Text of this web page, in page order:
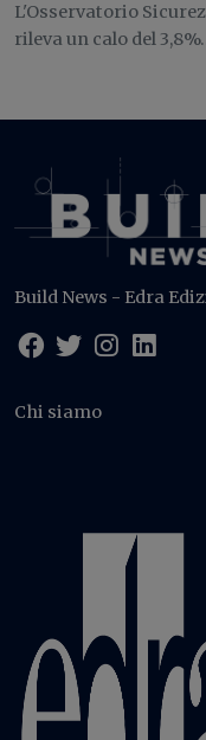
L'Osservatorio
rileva un calo del
Build News - Edra
Chi siamo